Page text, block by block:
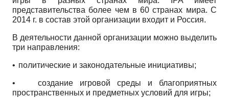
представительства более чем в60странах мира. С
2014 г. в состав этой организации входит и Россия.
В деятельности данной организации можно выделить
три направления:
• политические и законодательные инициативы;
•
создание игровой среды и благоприятных
пространственных и предметных условий для игры;